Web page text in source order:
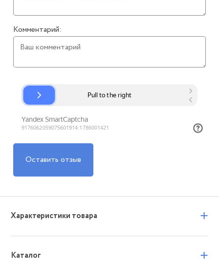
Комментарий:
Оставить отзыв
Характеристики товара +
Каталог +